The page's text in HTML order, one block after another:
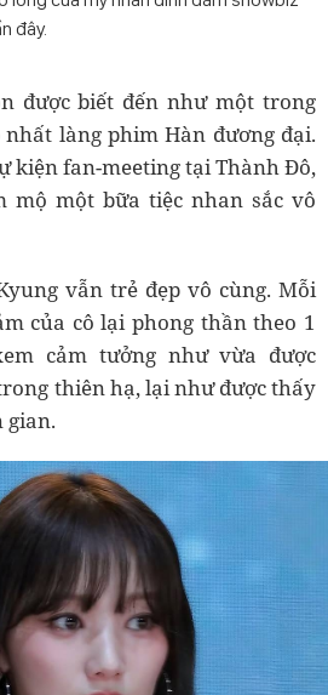
đây.
được biết đến như một trong
làng phim Hàn đương đại.
kiện fan-meeting tại Thành Đô,
mộ một bữa tiệc nhan sắc vô
vẫn trẻ đẹp vô cùng. Mỗi
của cô lại phong thần theo 1
cảm tưởng như vừa được
thiên hạ, lại như được thấy
gian.